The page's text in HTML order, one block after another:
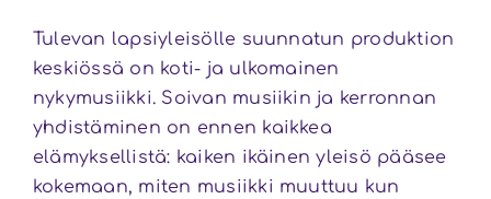
Tulevan lapsiyleisölle suunnatun produktion
keskiössä on koti- ja ulkomainen
nykymusiikki. Soivan musiikin ja kerronnan
yhdistäminen on ennen kaikkea
elämyksellistä: kaiken ikäinen yleisö pääsee
kokemaan, miten musiikki muuttuu kun